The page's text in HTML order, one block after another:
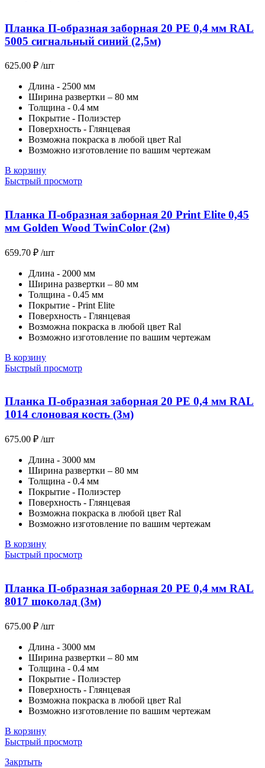
Планка П-образная заборная 20 PE 0,4 мм RAL
5005 сигнальный синий (2,5м)
625.00 ₽ /шт
Длина - 2500 мм
Ширина развертки – 80 мм
Толщина - 0.4 мм
Покрытие - Полиэстер
Поверхность - Глянцевая
Возможна покраска в любой цвет Ral
Возможно изготовление по вашим чертежам
В корзину
Быстрый просмотр
Планка П-образная заборная 20 Print Elite 0,45
мм Golden Wood TwinColor (2м)
659.70 ₽ /шт
Длина - 2000 мм
Ширина развертки – 80 мм
Толщина - 0.45 мм
Покрытие - Print Elite
Поверхность - Глянцевая
Возможна покраска в любой цвет Ral
Возможно изготовление по вашим чертежам
В корзину
Быстрый просмотр
Планка П-образная заборная 20 PE 0,4 мм RAL
1014 слоновая кость (3м)
675.00 ₽ /шт
Длина - 3000 мм
Ширина развертки – 80 мм
Толщина - 0.4 мм
Покрытие - Полиэстер
Поверхность - Глянцевая
Возможна покраска в любой цвет Ral
Возможно изготовление по вашим чертежам
В корзину
Быстрый просмотр
Планка П-образная заборная 20 PE 0,4 мм RAL
8017 шоколад (3м)
675.00 ₽ /шт
Длина - 3000 мм
Ширина развертки – 80 мм
Толщина - 0.4 мм
Покрытие - Полиэстер
Поверхность - Глянцевая
Возможна покраска в любой цвет Ral
Возможно изготовление по вашим чертежам
В корзину
Быстрый просмотр
Закртыть